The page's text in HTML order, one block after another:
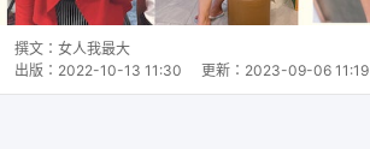
撰文： 女人我最大
出版： 2022-10-13 11:30 更新： 2023-09-06 11:19